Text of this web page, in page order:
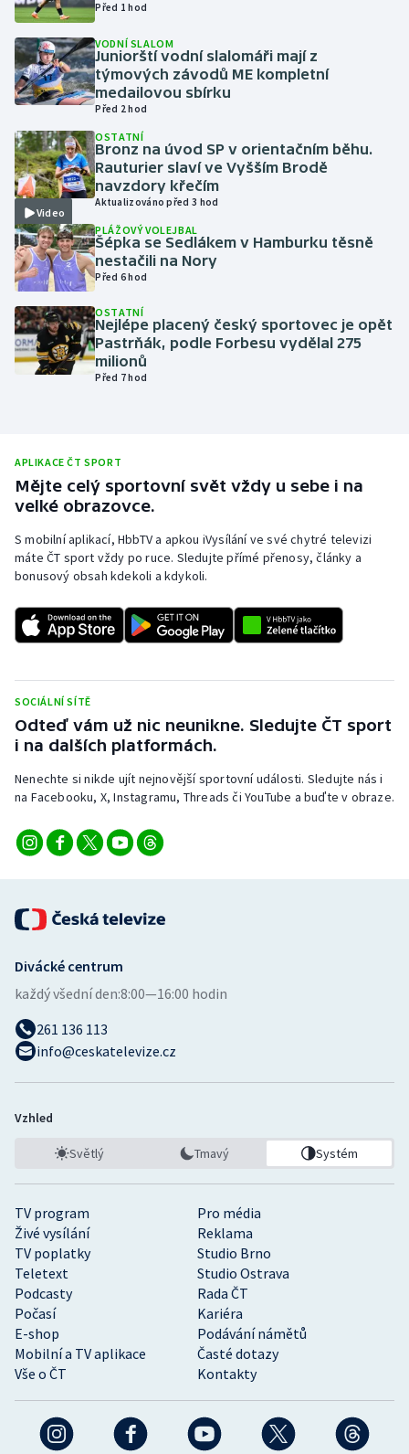
Krasobruslení
Lezení
Moderní pětiboj
Motorsport
Olympijské hry
Parasport
Plavání
Plážový volejbal
Rychlostní kanoistika
Short track
Sportovní střelba
Stolní tenis
Triatlon
Veslování
Vodní slalom
Před 1 hod
VODNÍ SLALOM
Juniorští vodní slalomáři mají z
týmových závodů ME kompletní
medailovou sbírku
Před 2 hod
Video
OSTATNÍ
Bronz na úvod SP v orientačním běhu.
Rauturier slaví ve Vyšším Brodě
navzdory křečím
Aktualizováno před 3 hod
PLÁŽOVÝ VOLEJBAL
Šépka se Sedlákem v Hamburku těsně
nestačili na Nory
Před 6 hod
OSTATNÍ
Nejlépe placený český sportovec je opět
Pastrňák, podle Forbesu vydělal 275
milionů
Před 7 hod
APLIKACE ČT SPORT
Mějte celý sportovní svět vždy u sebe i na
velké obrazovce.
S mobilní aplikací, HbbTV a apkou iVysílání ve své chytré televizi
máte ČT sport vždy po ruce. Sledujte přímé přenosy, články a
bonusový obsah kdekoli a kdykoli.
SOCIÁLNÍ SÍTĚ
Odteď vám už nic neunikne. Sledujte ČT sport
i na dalších platformách.
Nenechte si nikde ujít nejnovější sportovní události. Sledujte nás i
na Facebooku, X, Instagramu, Threads či YouTube a buďte v obraze.
TV program
Pro média
Živé vysílání
Reklama
TV poplatky
Studio Brno
Teletext
Studio Ostrava
Podcasty
Rada ČT
Počasí
Kariéra
E-shop
Podávání námětů
Mobilní a TV aplikace
Časté dotazy
Vše o ČT
Kontakty
Divácké centrum
každý všední den:8:00—16:00 hodin
261 136 113
info@ceskatelevize.cz
Vzhled
Světlý Tmavý Systém